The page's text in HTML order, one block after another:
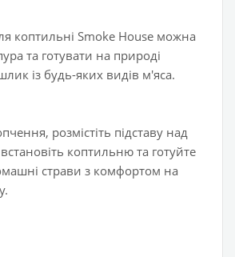
коптильні Smoke House можна
та готувати на природі
із будь-яких видів м'яса.
розмістіть підставу над
коптильню та готуйте
страви з комфортом на